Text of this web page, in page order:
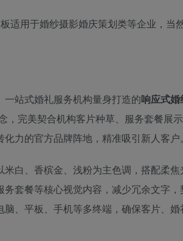
适用于婚纱摄影婚庆策划类等企业，当
站式婚礼服务机构量身打造的响应式婚
，完美契合机构客片种草、服务套餐展
力的官方品牌阵地，精准吸引新人客户。
白、香槟金、浅粉为主色调，搭配柔
套餐等核心视觉内容，减少冗余文字
、平板、手机等多终端，确保客片、